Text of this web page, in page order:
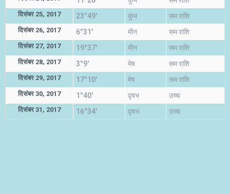
दिसंबर 25, 2017 23°49' कुंभ सम राशि
दिसंबर 26, 2017 6°31' मीन सम राशि
दिसंबर 27, 2017 19°37' मीन सम राशि
दिसंबर 28, 2017 3°9' मेष सम राशि
दिसंबर 29, 2017 17°10' मेष सम राशि
दिसंबर 30, 2017 1°40' वृषभ उच्च
दिसंबर 31, 2017 16°34' वृषभ उच्च